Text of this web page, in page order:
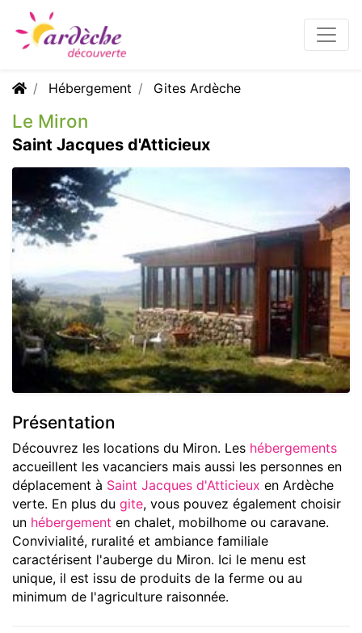
Hébergement Gites Ardèche
Le Miron
Saint Jacques d'Atticieux
Présentation
Découvrez les locations du Miron. Les hébergements
accueillent les vacanciers mais aussi les personnes en
déplacement à Saint Jacques d'Atticieux en Ardèche
verte. En plus du gite, vous pouvez également choisir
un hébergement en chalet, mobilhome ou caravane.
Convivialité, ruralité et ambiance familiale
caractérisent l'auberge du Miron. Ici le menu est
unique, il est issu de produits de la ferme ou au
minimum de l'agriculture raisonnée.